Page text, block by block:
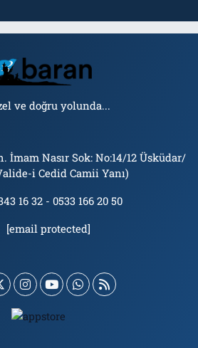
ve doğru yolunda...
İmam Nasır Sok: No:14/12 Üsküdar/
i Cedid Camii Yanı)
16 32 - 0533 166 20 50
[email protected]